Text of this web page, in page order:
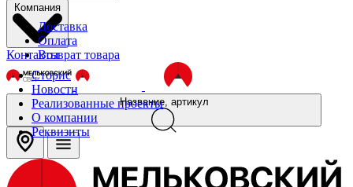
Доставка
Оплата
Возврат товара
Компания
Сторис
Новости
Реализованные проекты
О компании
Реквизиты
Контакты
Название, артикул